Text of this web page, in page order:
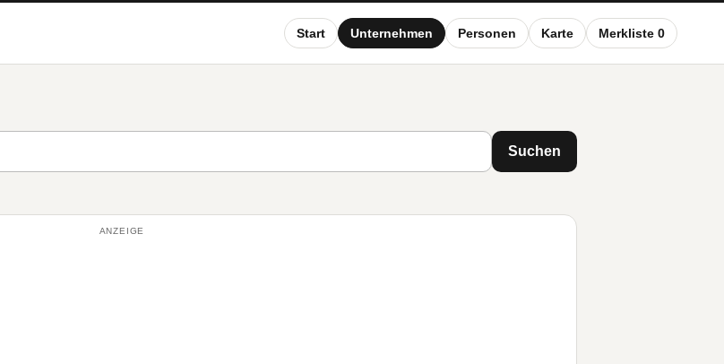
Start Unternehmen Personen Karte Merkliste 0
Suchen
ANZEIGE